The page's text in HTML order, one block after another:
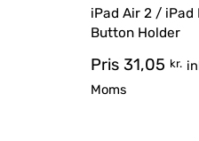
iPad Air 2 / iPad
Button Holder
Pris 31,05 kr.
Moms